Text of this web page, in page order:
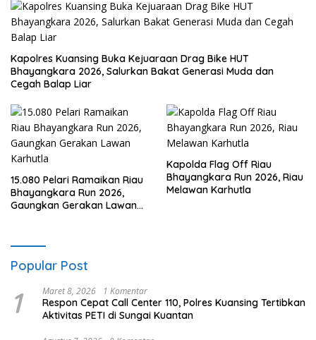
Kapolres Kuansing Buka Kejuaraan Drag Bike HUT
Bhayangkara 2026, Salurkan Bakat Generasi Muda dan
Cegah Balap Liar
15.080 Pelari Ramaikan Riau
Bhayangkara Run 2026,
Gaungkan Gerakan Lawan
Kapolda Flag Off Riau
Bhayangkara Run 2026, Riau
Melawan Karhutla
Popular Post
1 Maret 8, 2026 1 Komentar
Respon Cepat Call Center 110, Polres Kuansing Tertibkan
Aktivitas PETI di Sungai Kuantan